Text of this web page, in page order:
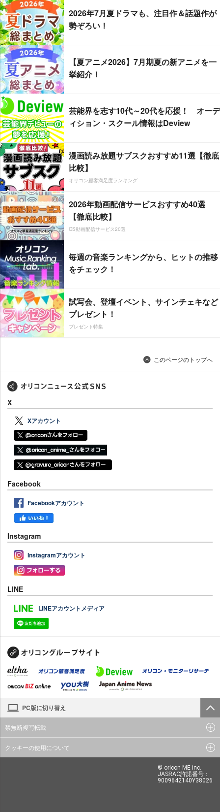
2026年7月夏ドラマも、注目作＆話題作が
勢ぞろい！
【夏アニメ2026】7月期夏の新アニメを一
挙紹介！
芸能界を志す10代～20代を応援！ オーデ
ィション・スクール情報はDeview
漫画読み放題サブスクおすすめ11選【徹底
比較】
オリコン顧客満足度ランキング
2026年動画配信サービスおすすめ40選
【徹底比較】
CS動画配信サービス20選
毎週の音楽ランキングから、ヒットの推移
をチェック！
試写会、登壇イベント、サインチェキなど
プレゼント！
プレゼント特集
このページのトップへ
X
Xアカウント
Facebook
Facebookアカウント
Instagram
Instagramアカウント
LINE
LINEアカウントメディア
PC版に切り替え
禁無断複写転載
クッキーの使用について
© oricon ME inc.
JASRAC許諾番号：
9009642140Y38026